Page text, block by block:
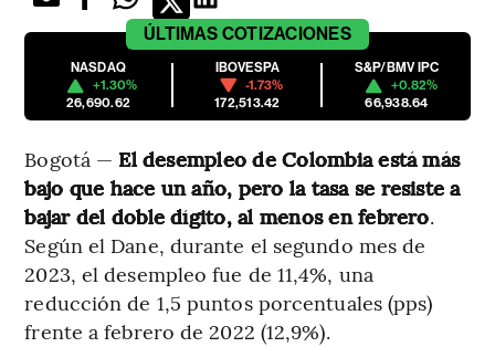
ÚLTIMAS COTIZACIONES
NASDAQ
+1.30%
26,690.62
IBOVESPA
-1.73%
172,513.42
S&P/BMV IPC
+0.82%
66,938.64
Bogotá — El desempleo de Colombia está más
bajo que hace un año, pero la tasa se resiste a
bajar del doble dígito, al menos en febrero.
Según el Dane, durante el segundo mes de
2023, el desempleo fue de 11,4%, una
reducción de 1,5 puntos porcentuales (pps)
frente a febrero de 2022 (12,9%).